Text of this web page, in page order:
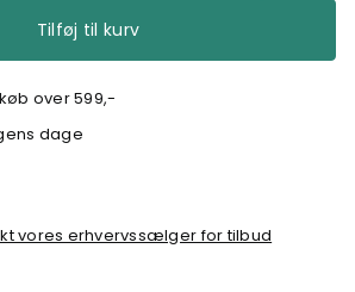
Tilføj til kurv
over 599,-
dage
vores erhvervssælger for tilbud